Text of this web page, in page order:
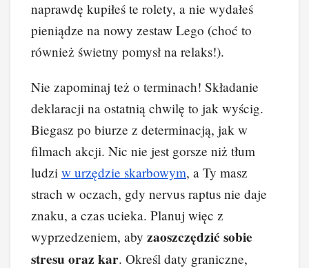
naprawdę kupiłeś te rolety, a nie wydałeś
pieniądze na nowy zestaw Lego (choć to
również świetny pomysł na relaks!).
Nie zapominaj też o terminach! Składanie
deklaracji na ostatnią chwilę to jak wyścig.
Biegasz po biurze z determinacją, jak w
filmach akcji. Nic nie jest gorsze niż tłum
ludzi w urzędzie skarbowym, a Ty masz
strach w oczach, gdy nervus raptus nie daje
znaku, a czas ucieka. Planuj więc z
wyprzedzeniem, aby zaoszczędzić sobie
stresu oraz kar. Określ daty graniczne,